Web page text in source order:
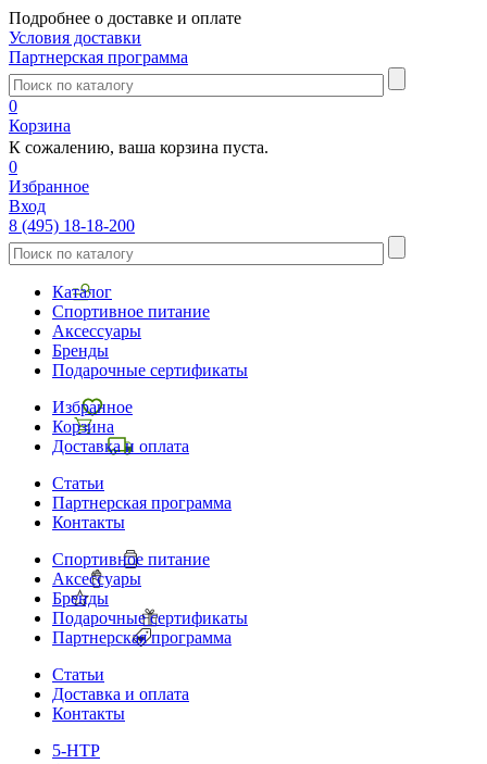
Подробнее о доставке и оплате
Условия доставки
Партнерская программа
0
Корзина
К сожалению, ваша корзина пуста.
0
Избранное
Вход
8 (495) 18-18-200
Каталог
Спортивное питание
Аксессуары
Бренды
Подарочные сертификаты
Избранное
Корзина
Доставка и оплата
Статьи
Партнерская программа
Контакты
Спортивное питание
Аксессуары
Бренды
Подарочные сертификаты
Партнерская программа
Статьи
Доставка и оплата
Контакты
5-HTP